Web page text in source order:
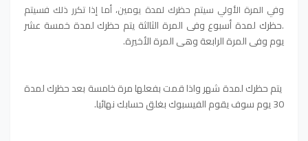
وفي المرة الأولي سيتم حظرك لمدة يومين، أما إذا تكرر ذلك فسيتم
.حظرك لمدة أسبوع وفى المرة الثالثة يتم حظرك لمدة خمسة عشر
يوم وفى المرة الرابعة وهى المرة الأخيرة.
يتم حظرك لمدة شهر واذا قمت بفعلها مرة خامسة بعد حظرك لمدة
30 يوم سوف يقوم الفيسبوك بغلق حسابك نهائيا.